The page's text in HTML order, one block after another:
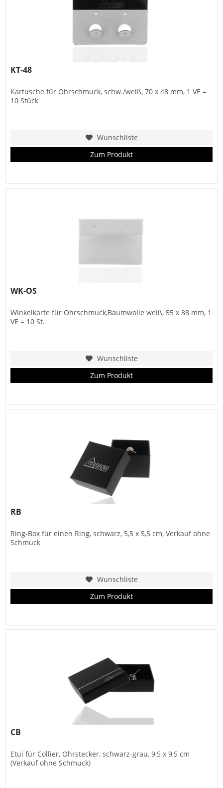
KT-48
Kartusche für Ohrschmuck, schw./weiß, 70 x 48 mm, 1 VE =
10 Stück
Wunschliste
Zum Produkt
WK-OS
Winkelkarte für Ohrschmuck,Baumwolle weiß, 55 x 38 mm, 1
VE = 10 St.
Wunschliste
Zum Produkt
RB
Ring-Box für einen Ring, schwarz, 5,5 x 5,5 cm, Verkauf ohne
Schmuck
Wunschliste
Zum Produkt
CB
Etui für Collier, Ohrstecker, schwarz-grau, 9,5 x 9,5 cm
(Verkauf ohne Schmuck)